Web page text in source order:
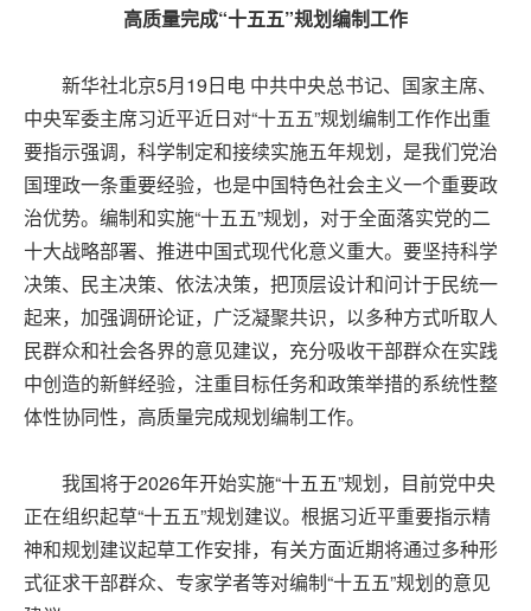
高质量完成“十五五”规划编制工作
新华社北京5月19日电 中共中央总书记、国家主席、
中央军委主席习近平近日对“十五五”规划编制工作作出重
要指示强调，科学制定和接续实施五年规划，是我们党治
国理政一条重要经验，也是中国特色社会主义一个重要政
治优势。编制和实施“十五五”规划，对于全面落实党的二
十大战略部署、推进中国式现代化意义重大。要坚持科学
决策、民主决策、依法决策，把顶层设计和问计于民统一
起来，加强调研论证，广泛凝聚共识，以多种方式听取人
民群众和社会各界的意见建议，充分吸收干部群众在实践
中创造的新鲜经验，注重目标任务和政策举措的系统性整
体性协同性，高质量完成规划编制工作。
我国将于2026年开始实施“十五五”规划，目前党中央
正在组织起草“十五五”规划建议。根据习近平重要指示精
神和规划建议起草工作安排，有关方面近期将通过多种形
式征求干部群众、专家学者等对编制“十五五”规划的意见